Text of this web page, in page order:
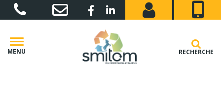
Gestion des traceurs
Lien vers le compte Facebook
Lien vers le compte Linkedin
MENU RECHERCHE